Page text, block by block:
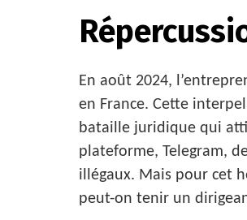
En août 2024,
en France. Cette
bataille juridique qui
plateforme, Telegram,
illégaux. Mais pour cet
peut-on tenir un